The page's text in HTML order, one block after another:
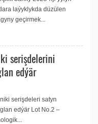
laýyklykda düzülen
geçirmek...
serişdelerini
edýär
serişdeleri satyn
edýär Lot No.2 –